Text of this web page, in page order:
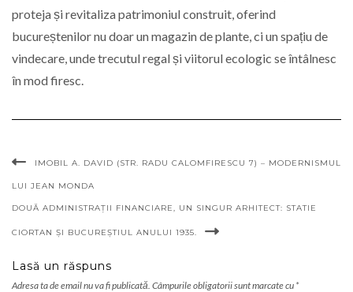
proteja și revitaliza patrimoniul construit, oferind
bucureștenilor nu doar un magazin de plante, ci un spațiu de
vindecare, unde trecutul regal și viitorul ecologic se întâlnesc
în mod firesc.
IMOBIL A. DAVID (STR. RADU CALOMFIRESCU 7) – MODERNISMUL
LUI JEAN MONDA
DOUĂ ADMINISTRAȚII FINANCIARE, UN SINGUR ARHITECT: STATIE
CIORTAN ȘI BUCUREȘTIUL ANULUI 1935.
Lasă un răspuns
Adresa ta de email nu va fi publicată. Câmpurile obligatorii sunt marcate cu *